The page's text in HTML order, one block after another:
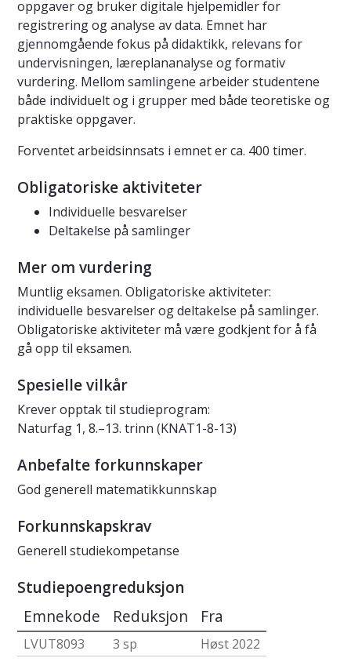
oppgaver og bruker digitale hjelpemidler for
registrering og analyse av data. Emnet har
gjennomgående fokus på didaktikk, relevans for
undervisningen, læreplananalyse og formativ
vurdering. Mellom samlingene arbeider studentene
både individuelt og i grupper med både teoretiske og
praktiske oppgaver.
Forventet arbeidsinnsats i emnet er ca. 400 timer.
Obligatoriske aktiviteter
Individuelle besvarelser
Deltakelse på samlinger
Mer om vurdering
Muntlig eksamen. Obligatoriske aktiviteter:
individuelle besvarelser og deltakelse på samlinger.
Obligatoriske aktiviteter må være godkjent for å få
gå opp til eksamen.
Spesielle vilkår
Krever opptak til studieprogram:
Naturfag 1, 8.–13. trinn (KNAT1-8-13)
Anbefalte forkunnskaper
God generell matematikkunnskap
Forkunnskapskrav
Generell studiekompetanse
Studiepoengreduksjon
Emnekode Reduksjon Fra
LVUT8093 3 sp
Høst 2022